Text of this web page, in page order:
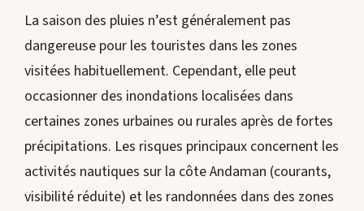
La saison des pluies n’est généralement pas
dangereuse pour les touristes dans les zones
visitées habituellement. Cependant, elle peut
occasionner des inondations localisées dans
certaines zones urbaines ou rurales après de fortes
précipitations. Les risques principaux concernent les
activités nautiques sur la côte Andaman (courants,
visibilité réduite) et les randonnées dans des zones